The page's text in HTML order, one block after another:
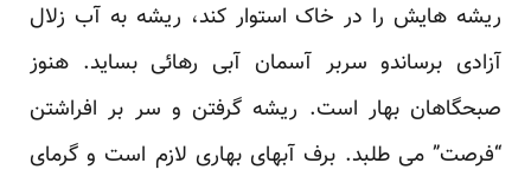
ریشه هایش را در خاک استوار کند، ریشه به آب زلال
آزادی برساندو سربر آسمان آبی رهائی بساید. هنوز
صبحگاهان بهار است. ریشه گرفتن و سر بر افراشتن
“فرصت” می طلبد. برف آبهای بهاری لازم است و گرمای